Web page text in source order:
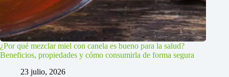
¿Por qué mezclar miel con canela es bueno para la salud?
Beneficios, propiedades y cómo consumirla de forma segura
23 julio, 2026